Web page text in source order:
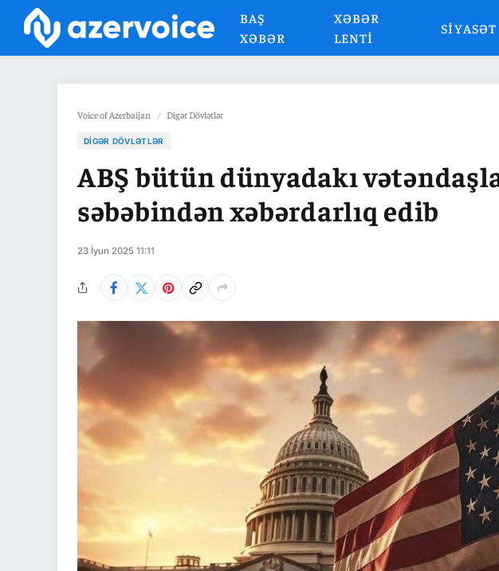
BAŞ
XƏBƏR
XƏBƏR
LENTI
SIYASƏT
Voice of Azerbaijan / Digər Dövlətlər
DIGƏR DÖVLƏTLƏR
ABŞ bütün dünyadakı
səbəbindən xəbərdarlıq edib
23 İyun 2025 11:11